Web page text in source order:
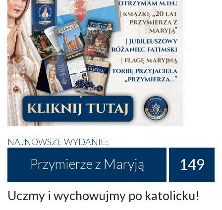
NAJNOWSZE WYDANIE:
Przymierze z Maryją 149
Uczmy i wychowujmy po katolicku!